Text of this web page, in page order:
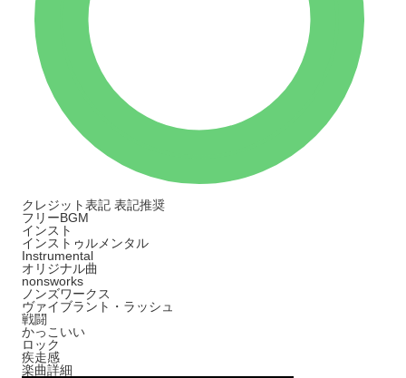
クレジット表記 表記推奨
フリーBGM
インスト
インストゥルメンタル
Instrumental
オリジナル曲
nonsworks
ノンズワークス
ヴァイブラント・ラッシュ
戦闘
かっこいい
ロック
疾走感
楽曲詳細